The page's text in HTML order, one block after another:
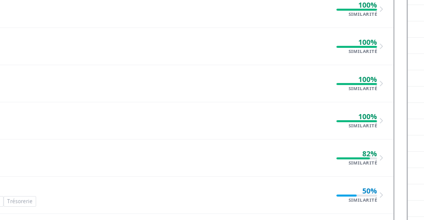
100%
SIMILARITÉ
100%
SIMILARITÉ
100%
SIMILARITÉ
100%
SIMILARITÉ
82%
SIMILARITÉ
Trésorerie
50%
SIMILARITÉ